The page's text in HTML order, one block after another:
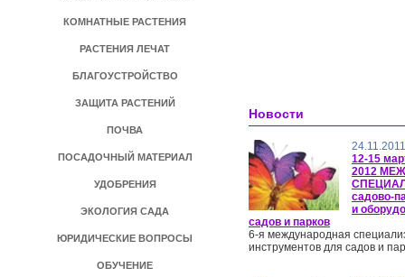
КОМНАТНЫЕ РАСТЕНИЯ
РАСТЕНИЯ ЛЕЧАТ
БЛАГОУСТРОЙСТВО
ЗАЩИТА РАСТЕНИЙ
ПОЧВА
ПОСАДОЧНЫЙ МАТЕРИАЛ
УДОБРЕНИЯ
ЭКОЛОГИЯ САДА
ЮРИДИЧЕСКИЕ ВОПРОСЫ
ОБУЧЕНИЕ
Новости
24.11.2011
12-15
2012
садово-
и
садов и парков
6-я международная
инструментов для садов и